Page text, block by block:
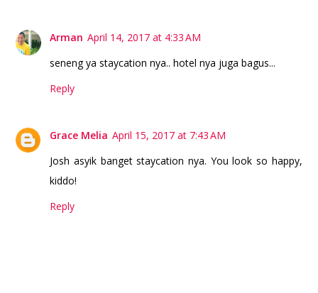
Arman April 14, 2017 at 4:33 AM
seneng ya staycation nya.. hotel nya juga bagus...
Reply
Grace Melia April 15, 2017 at 7:43 AM
Josh asyik banget staycation nya. You look so happy,
kiddo!
Reply